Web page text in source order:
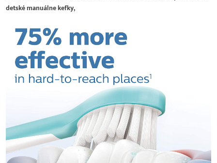
detské manuálne kefky,